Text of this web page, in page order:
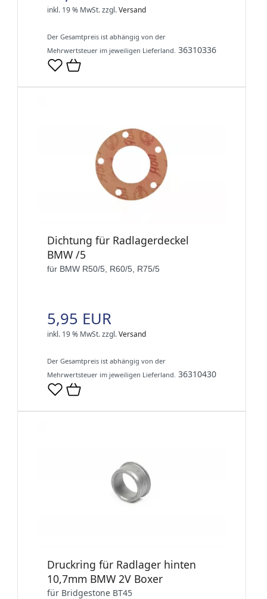
inkl. 19 % MwSt.zzgl.Versand
Der Gesamtpreis ist abhängig von der
Mehrwertsteuer im jeweiligen Lieferland. 36310336
Dichtung für Radlagerdeckel
BMW /5
für BMW R50/5, R60/5, R75/5
5,95 EUR
inkl. 19 % MwSt.zzgl.Versand
Der Gesamtpreis ist abhängig von der
Mehrwertsteuer im jeweiligen Lieferland. 36310430
Druckring für Radlager hinten
10,7mm BMW 2V Boxer
für Bridgestone BT45